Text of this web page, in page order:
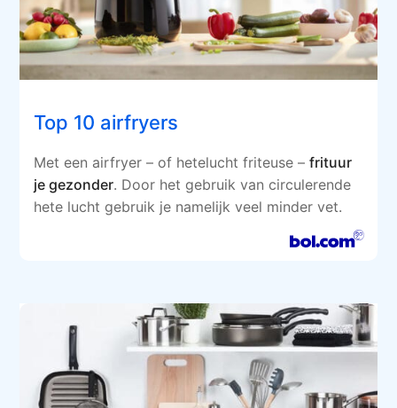
Top 10 airfryers
Met een airfryer – of hetelucht friteuse –frituur
je gezonder. Door het gebruik van circulerende
hete lucht gebruik je namelijk veel minder vet.